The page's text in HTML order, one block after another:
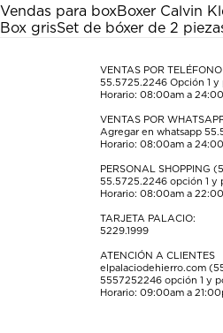
Esta
acción
abrirá
formulario
Esta
acción
abrirá
formulario
de
Esta
acción
abrirá
formulario
de
Esta
acción
abrirá
de
Esta
de
Vendas para boxBoxer Calvin
Box grisSet de bóxer de 2
VENTAS POR
55.5725.2246 Opción 1
Horario: 08:00am a
VENTAS POR
Agregar en whatsapp
Horario: 08:00am a
PERSONAL SHOPPING
55.5725.2246 opción 1 y
Horario: 08:00am a
TARJETA PALACIO:
5229.1999
ATENCIÓN A CLIENTES
elpalaciodehierro.com
5557252246 opción 1 y
Horario: 09:00am a